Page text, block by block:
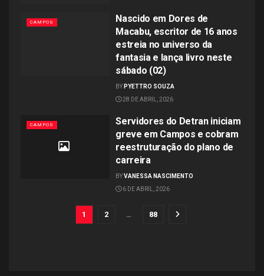
CAMPOS
Nascido em Dores de
Macabu, escritor de 16 anos
estreia no universo da
fantasia e lança livro neste
sábado (02)
BY PYETTRO SOUZA
28 DE ABRIL, 2026
CAMPOS
Servidores do Detran iniciam
greve em Campos e cobram
reestruturação do plano de
carreira
BYVANESSA NASCIMENTO
6 DE ABRIL, 2026
1 2 … 88